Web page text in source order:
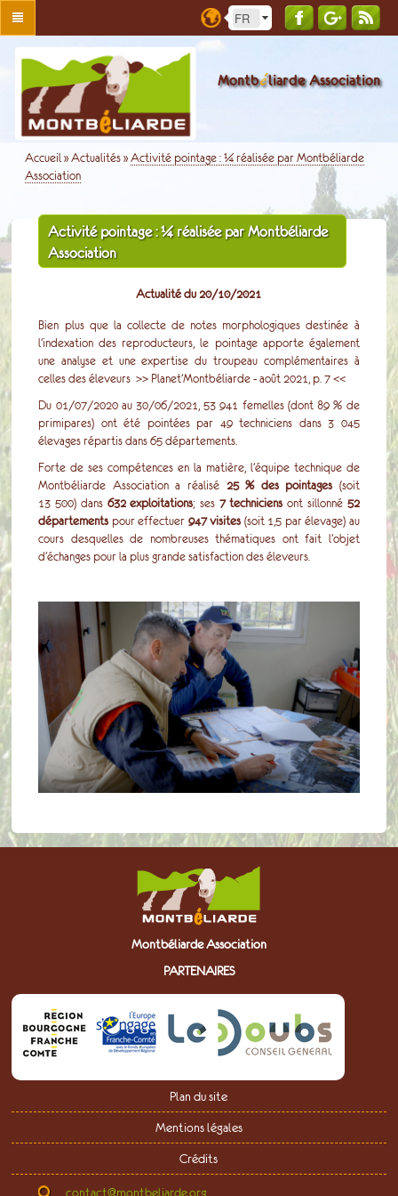
Montbéliarde Association
Accueil »Actualités »Activité pointage : ¼ réalisée par Montbéliarde
Association
Activité pointage : ¼ réalisée par Montbéliarde
Association
Actualité du 20/10/2021
Bien plus que la collecte de notes morphologiques destinée à
l’indexation des reproducteurs, le pointage apporte également
une analyse et une expertise du troupeau complémentaires à
celles des éleveurs >> Planet’Montbéliarde - août 2021, p. 7 <<
Du 01/07/2020 au 30/06/2021, 53 941 femelles (dont 89 % de
primipares) ont été pointées par 49 techniciens dans 3 045
élevages répartis dans 65 départements.
Forte de ses compétences en la matière, l’équipe technique de
Montbéliarde Association a réalisé 25 % des pointages (soit
13 500) dans 632 exploitations; ses 7 techniciens ont sillonné 52
départements pour effectuer 947 visites (soit 1,5 par élevage) au
cours desquelles de nombreuses thématiques ont fait l’objet
d’échanges pour la plus grande satisfaction des éleveurs.
Montbéliarde Association
PARTENAIRES
Plan du site
Mentions légales
Crédits
contact@montbeliarde.org